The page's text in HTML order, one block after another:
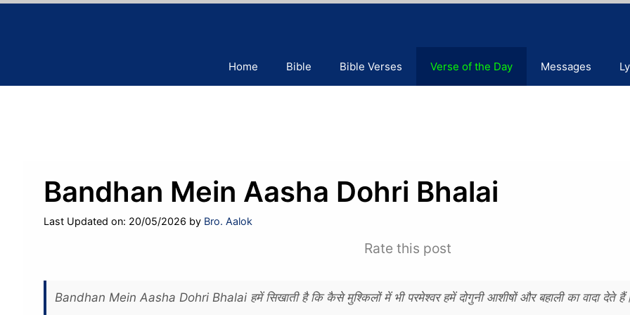
Home Bible Bible Verses Verse of the Day Messages
Bandhan Mein Aasha Dohri Bhalai
Last Updated on: 20/05/2026 by Bro. Aalok
Rate this post
Bandhan Mein Aasha Dohri Bhalai हमें सिखाती है कि कैसे मुश्किलों में भी परमेश्वर हमें दोगुनी आशीषों और बहाली का वादा देते